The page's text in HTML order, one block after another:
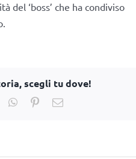
del ‘boss’ che ha condiviso
scegli tu dove!
WhatsApp
PinterestEmail